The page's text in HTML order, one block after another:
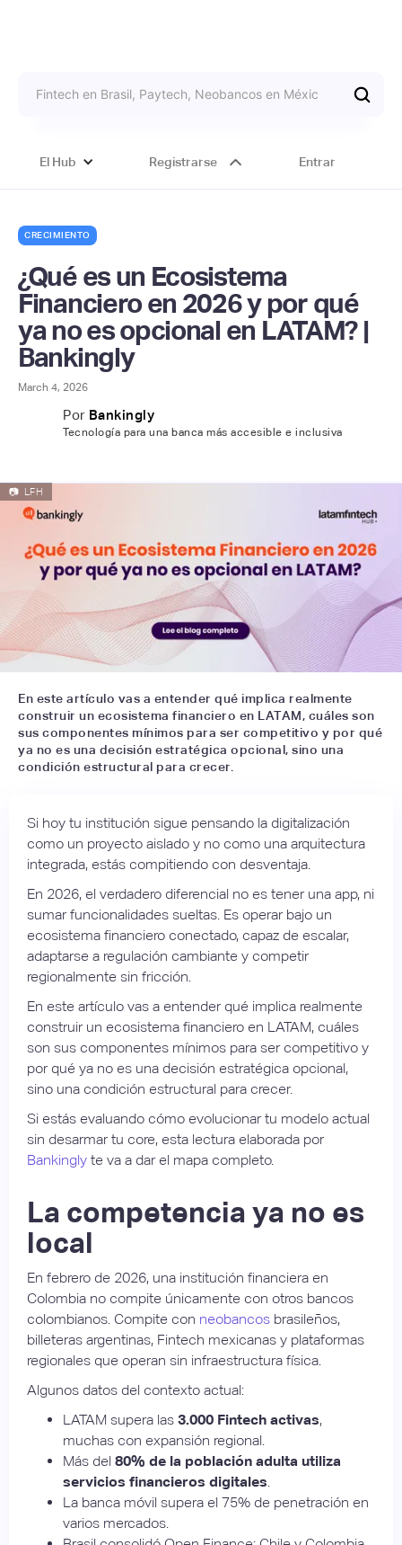
El Hub Registrarse Entrar
CRECIMIENTO
¿Qué es un Ecosistema
Financiero en 2026 y por qué
ya no es opcional en LATAM? |
Bankingly
March 4, 2026
Por Bankingly
Tecnología para una banca más accesible e inclusiva
📷 LFH
En este artículo vas a entender qué implica realmente
construir un ecosistema financiero en LATAM, cuáles son
sus componentes mínimos para ser competitivo y por qué
ya no es una decisión estratégica opcional, sino una
condición estructural para crecer.
Si hoy tu institución sigue pensando la digitalización
como un proyecto aislado y no como una arquitectura
integrada, estás compitiendo con desventaja.
En 2026, el verdadero diferencial no es tener una app, ni
sumar funcionalidades sueltas. Es operar bajo un
ecosistema financiero conectado, capaz de escalar,
adaptarse a regulación cambiante y competir
regionalmente sin fricción.
En este artículo vas a entender qué implica realmente
construir un ecosistema financiero en LATAM, cuáles
son sus componentes mínimos para ser competitivo y
por qué ya no es una decisión estratégica opcional,
sino una condición estructural para crecer.
Si estás evaluando cómo evolucionar tu modelo actual
sin desarmar tu core, esta lectura elaborada por
Bankingly te va a dar el mapa completo.
La competencia ya no es
local
En febrero de 2026, una institución financiera en
Colombia no compite únicamente con otros bancos
colombianos. Compite con neobancos brasileños,
billeteras argentinas, Fintech mexicanas y plataformas
regionales que operan sin infraestructura física.
Algunos datos del contexto actual:
LATAM supera las 3.000 Fintech activas,
muchas con expansión regional.
Más del 80% de la población adulta utiliza
servicios financieros digitales
La banca móvil supera el 75% de penetración en
varios mercados.